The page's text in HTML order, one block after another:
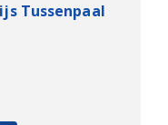
Tussenpaal